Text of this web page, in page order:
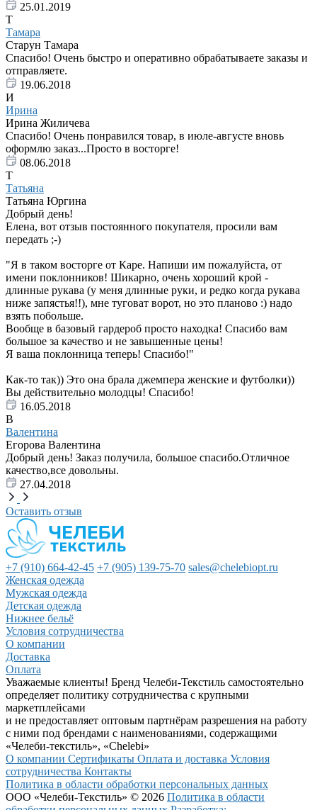
25.01.2019
Т
Тамара
Старун Тамара
Спасибо! Очень быстро и оперативно обрабатываете заказы и
отправляете.
19.06.2018
И
Ирина
Ирина Жиличева
Спасибо! Очень понравился товар, в июле-августе вновь
оформлю заказ...Просто в восторге!
08.06.2018
Т
Татьяна
Татьяна Юргина
Добрый день!
Елена, вот отзыв постоянного покупателя, просили вам
передать ;-)
"Я в таком восторге от Каре. Напиши им пожалуйста, от
имени поклонников! Шикарно, очень хороший крой -
длинные рукава (у меня длинные руки, и редко когда рукава
ниже запястья!!), мне туговат ворот, но это планово :) надо
взять побольше.
Вообще в базовый гардероб просто находка! Спасибо вам
большое за качество и не завышенные цены!
Я ваша поклонница теперь! Спасибо!"
Как-то так)) Это она брала джемпера женские и футболки))
Вы действительно молодцы! Спасибо!
16.05.2018
В
Валентина
Егорова Валентина
Добрый день! Заказ получила, большое спасибо.Отличное
качество,все довольны.
27.04.2018
Оставить отзыв
+7 (910) 664-42-45 +7 (905) 139-75-70 sales@chelebiopt.ru
Женская одежда
Мужская одежда
Детская одежда
Нижнее бельё
Условия сотрудничества
О компании
Доставка
Оплата
Уважаемые клиенты! Бренд Челеби-Текстиль самостоятельно
определяет политику сотрудничества с крупными
маркетплейсами
и не предоставляет оптовым партнёрам разрешения на работу
с ними под брендами с наименованиями, содержащими
«Челеби-текстиль», «Chelebi»
О компании Сертификаты Оплата и доставка Условия
сотрудничества Контакты
Политика в области обработки персональных данных
ООО «Челеби-Текстиль» © 2026 Политика в области